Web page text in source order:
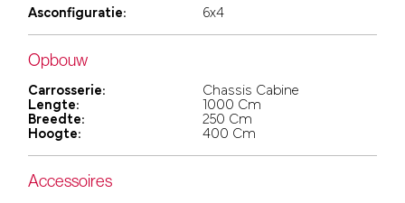
Asconfiguratie: 6x4
Opbouw
Carrosserie:
Chassis Cabine
Lengte:
1000 Cm
Breedte:
250 Cm
Hoogte:
400 Cm
Accessoires